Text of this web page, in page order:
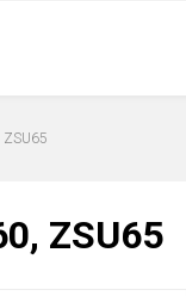
ZSU65
ZSU65